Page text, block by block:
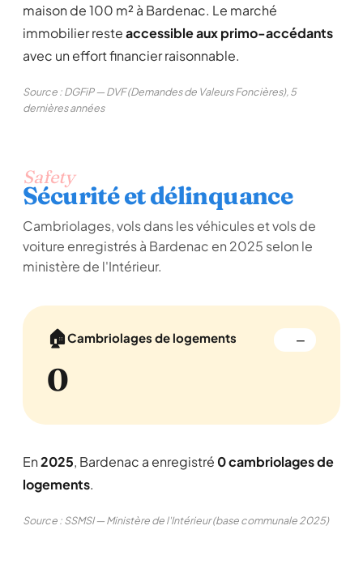
maison de 100 m² à Bardenac. Le marché
immobilier resteaccessible aux primo-accédants
avec un effort financier raisonnable.
Source : DGFiP — DVF (Demandes de Valeurs Foncières), 5
dernières années
Safety
Sécurité et délinquance
Cambriolages, vols dans les véhicules et vols de
voiture enregistrés à Bardenac en 2025 selon le
ministère de l'Intérieur.
🏠Cambriolages de logements —
0
En2025, Bardenac a enregistré 0 cambriolages de
logements.
Source : SSMSI — Ministère de l'Intérieur (base communale 2025)